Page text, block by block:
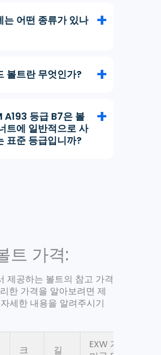
는 어떤 종류가 있나
볼트란 무엇인가?
A193 등급 B7은 볼
트에 일반적으로 사
표준 등급입니까?
트 가격:
제공하는 볼트의 참고 가격
한 가격을 알아보려면 제
세한 내용을 알려주시기
크
길
EXW 가격